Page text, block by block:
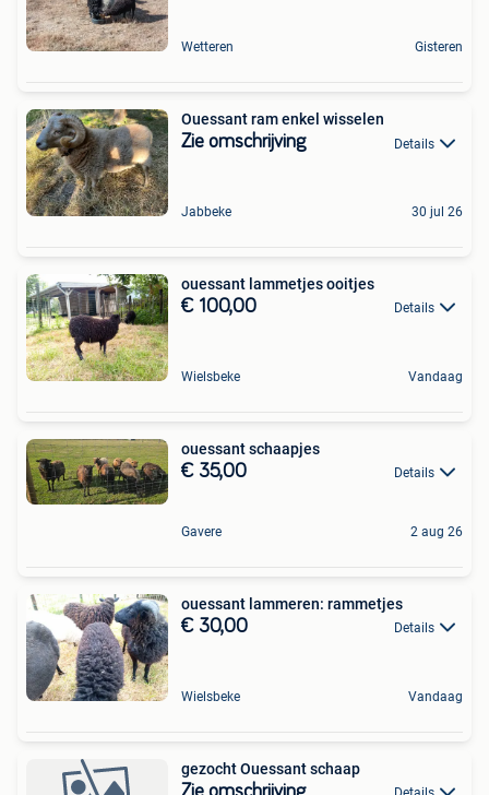
Wetteren Gisteren
Ouessant ram enkel wisselen
Zie omschrijving Details
Jabbeke 30 jul 26
ouessant lammetjes ooitjes
€ 100,00 Details
Wielsbeke Vandaag
ouessant schaapjes
€ 35,00 Details
Gavere 2 aug 26
ouessant lammeren: rammetjes
€ 30,00 Details
Wielsbeke Vandaag
gezocht Ouessant schaap